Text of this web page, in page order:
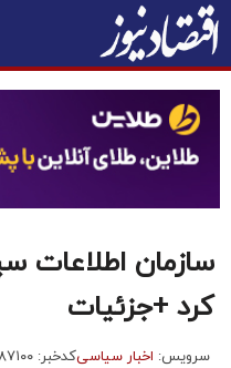
سازمان اطلاعات
کرد +جزئیات
سرویس: اخبار سیاسیکدخبر: ۷۸۷۱۰۰